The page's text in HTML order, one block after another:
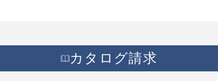
カタログ請求